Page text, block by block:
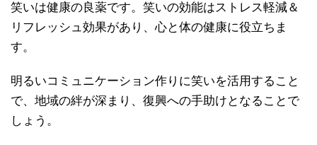
笑いは健康の良薬です。笑いの効能はストレス軽減＆
リフレッシュ効果があり、心と体の健康に役立ちま
す。
明るいコミュニケーション作りに笑いを活用すること
で、地域の絆が深まり、復興への手助けとなることで
しょう。